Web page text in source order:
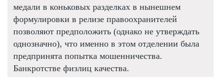
медали в коньковых разделках в нынешнем
формулировки в релизе правоохранителей
позволяют предположить (однако не утверждать
однозначно), что именно в этом отделении была
предпринята попытка мошенничества.
Банкротстве физлиц качества.